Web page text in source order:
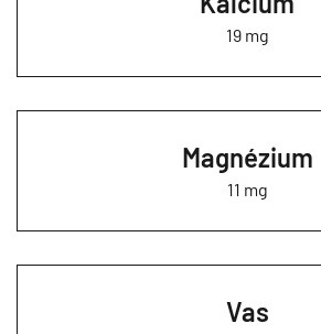
19 mg
Magnézium
11 mg
Vas